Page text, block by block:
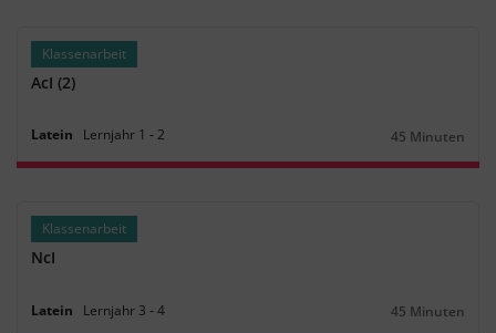
Klassenarbeit
AcI (2)
Latein Lernjahr 1 ‐2
Dauer:
45 Minuten
Klassenarbeit
NcI
Latein Lernjahr 3 ‐4
Dauer:
45 Minuten